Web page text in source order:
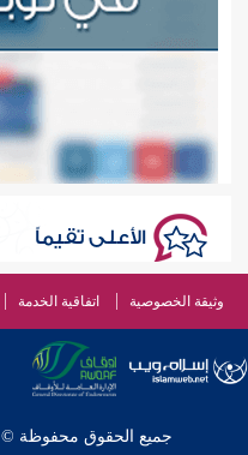
الأعلى تقيماً
وثيقة الخصوصية اتفاقية الخدمة
جميع الحقوق محفوظة © 2026 - 1998 لشبكة إسلام ويب